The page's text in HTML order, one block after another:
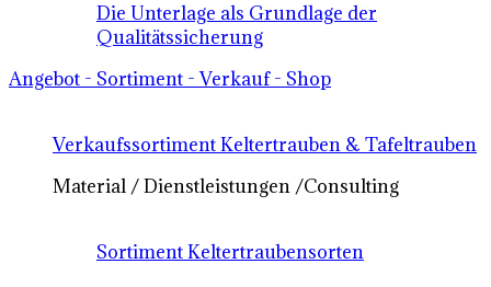
Die Unterlage als Grundlage der
Qualitätssicherung
Angebot - Sortiment - Verkauf - Shop
Verkaufssortiment Keltertrauben & Tafeltrauben
Material / Dienstleistungen /Consulting
Sortiment Keltertraubensorten